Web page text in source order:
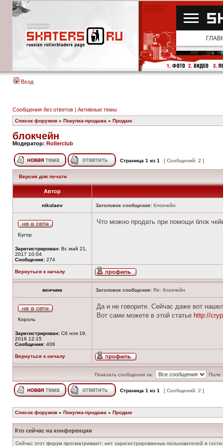
Вход
Сообщения без ответов | Активные темы
Список форумов » Покупка-продажа » Продаю
блокчейн
Модератор: Rollerclub
Страница 1 из 1 [ Сообщений: 2 ]
Версия для печати
Автор
nikolaev Заголовок сообщения: блокчейн
Бугор
Зарегистрирован: Вс май 21,
2017 10:04
Сообщения: 274
Что можно продать при помощи блок
Вернуться к началу
венчикк Заголовок сообщения: Re: блокчейн
Король
Зарегистрирован: Сб ноя 19,
2016 12:15
Сообщения: 406
Да и не говорите. Сейчас даже вот
Вот сами можете в этой статье http://
Вернуться к началу
Показать сообщения за: Поле
Страница 1 из 1 [ Сообщений: 2 ]
Список форумов » Покупка-продажа » Продаю
Кто сейчас на конференции
Сейчас этот форум просматривают: нет зарегистрированных пользователей и